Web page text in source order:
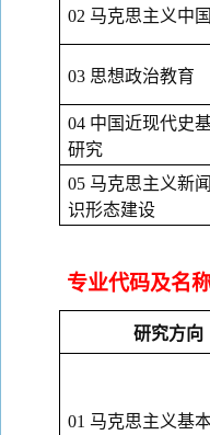
02 马克思主义中
03 思想政治教育
04 中国近现代史
研究
05 马克思主义新
识形态建设
专业代码及名称
研究方向
01 马克思主义基